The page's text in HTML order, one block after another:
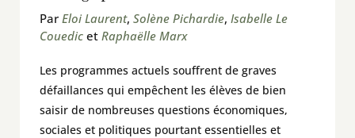
Par Eloi Laurent, Solène Pichardie, Isabelle Le
Couedicet Raphaëlle Marx
Les programmes actuels souffrent de graves
défaillances qui empêchent les élèves de bien
saisir de nombreuses questions économiques,
sociales et politiques pourtant essentielles et